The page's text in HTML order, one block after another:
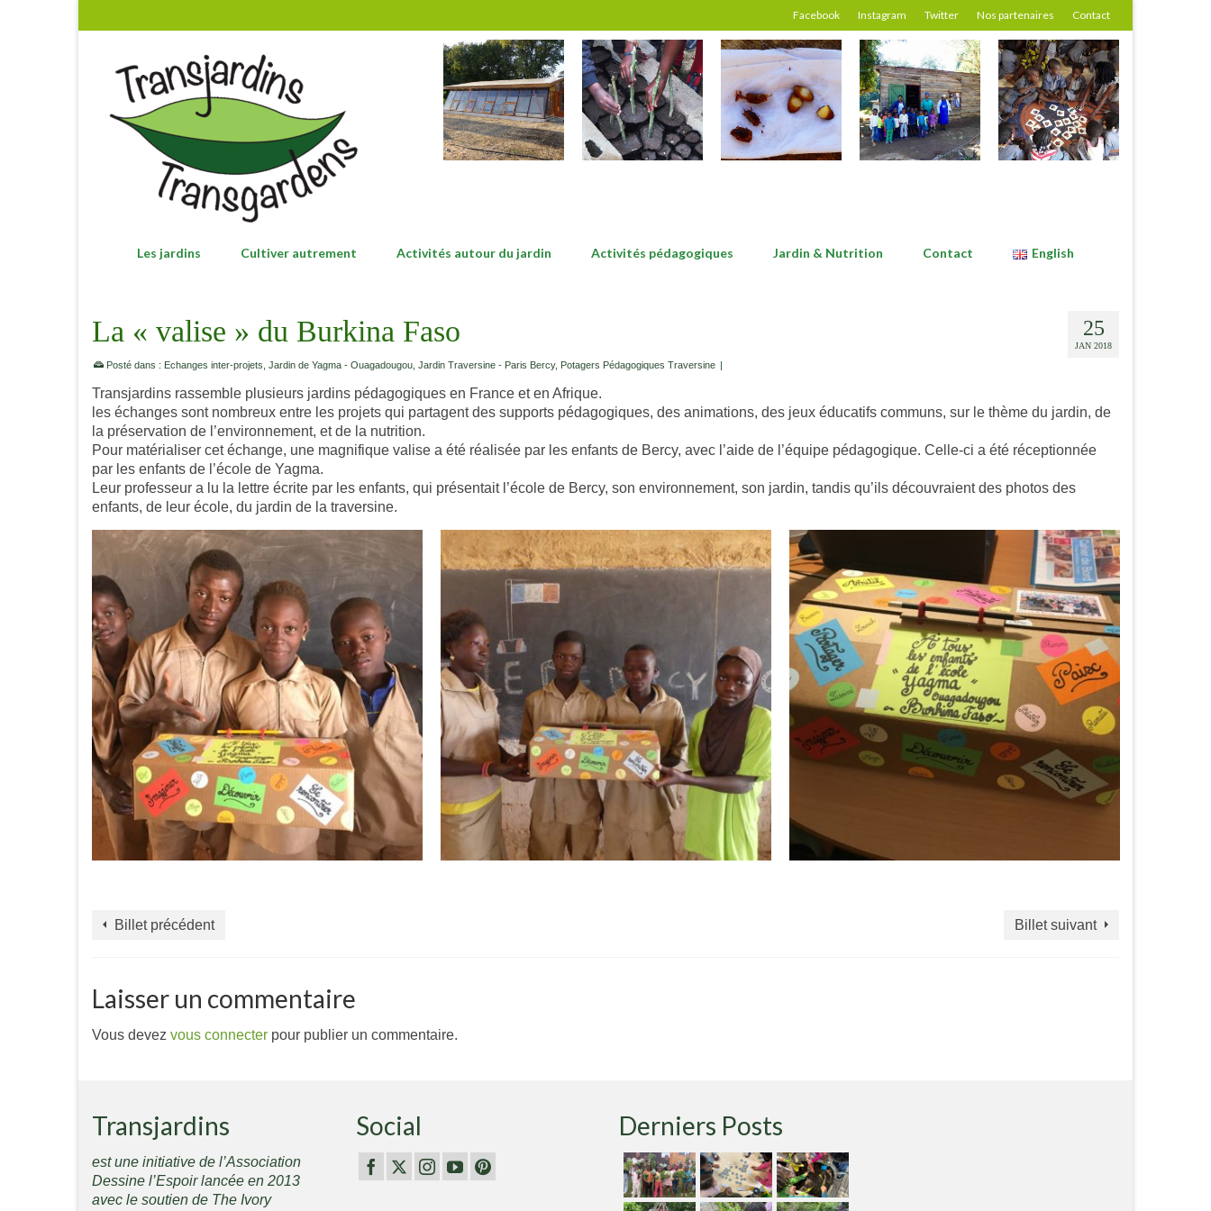
Facebook Instagram Twitter Nos partenaires Contact
Les jardins Cultiver autrement Activités autour du jardin Activités pédagogiques Jardin & Nutrition Contact English
25
JAN 2018
La « valise » du Burkina Faso
Posté dans : Echanges inter-projets Jardin de Yagma - Ouagadougou Jardin Traversine - Paris Bercy, Potagers Pédagogiques Traversine |
Transjardins rassemble plusieurs jardins pédagogiques en France et en Afrique.
les échanges sont nombreux entre les projets qui partagent des supports pédagogiques, des animations, des jeux éducatifs communs, sur le thème du jardin, de
la préservation de l’environnement, et de la nutrition.
Pour matérialiser cet échange, une magnifique valise a été réalisée par les enfants de Bercy, avec l’aide de l’équipe pédagogique. Celle-ci a été réceptionnée
par les enfants de l’école de Yagma.
Leur professeur a lu la lettre écrite par les enfants, qui présentait l’école de Bercy, son environnement, son jardin, tandis qu’ils découvraient des photos des
enfants, de leur école, du jardin de la traversine.
Billet précédent Billet suivant
Laisser un commentaire
Vous devez vous connecter pour publier un commentaire.
Transjardins
est une initiative de l’Association
Dessine l’Espoir lancée en 2013
avec le soutien de The Ivory
Social Derniers Posts